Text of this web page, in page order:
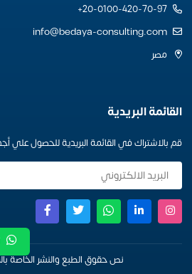
20-0100-420-70-97+
info@bedaya-consulting.com
مصر
القائمة البريدية
قم بالاشتراك في القائمة البريدية للحصول علي
نص حقوق الطبع والنشر الخاصة